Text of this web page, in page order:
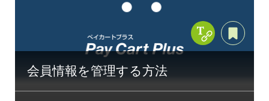
会員情報を管理する方法
Copy Title &